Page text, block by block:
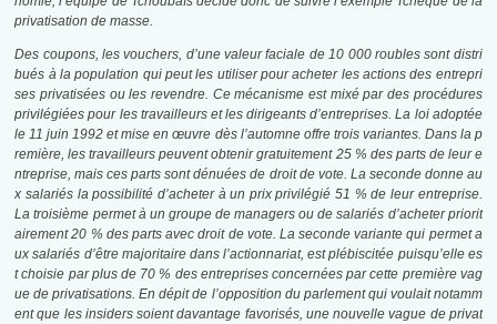
privatisation de masse.
Des coupons, les vouchers, d’une valeur faciale de 10 000 roubles sont distri
bués à la population qui peut les utiliser pour acheter les actions des entrepri
ses privatisées ou les revendre. Ce mécanisme est mixé par des procédures
privilégiées pour les travailleurs et lesdirigeants d’entreprises. La loi adoptée
le 11 juin 1992 et mise en œuvre dès l’automne offre trois variantes. Dans la p
remière, les travailleurs peuvent obtenir gratuitement 25 % des parts de leur e
ntreprise, mais ces parts sont dénuées de droit de vote. La seconde donne au
x salariés la possibilité d’acheter à un prix privilégié 51 % de leur entreprise.
La troisième permet à un groupe de managers ou de salariés d’acheter priorit
airement 20 % des parts avec droit de vote. La seconde variante qui permet a
ux salariés d’être majoritaire dansl’actionnariat, est plébiscitée puisqu’elle es
t choisie par plus de 70 % des entreprises concernées par cette première vag
ue de privatisations. En dépit de l’opposition du parlement qui voulait notamm
ent que les insiders soient davantage favorisés, une nouvelle vague de privat